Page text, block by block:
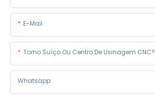
E-Mail
Torno Suíço Ou Centro De Usinagem CNC?
Whatsapp